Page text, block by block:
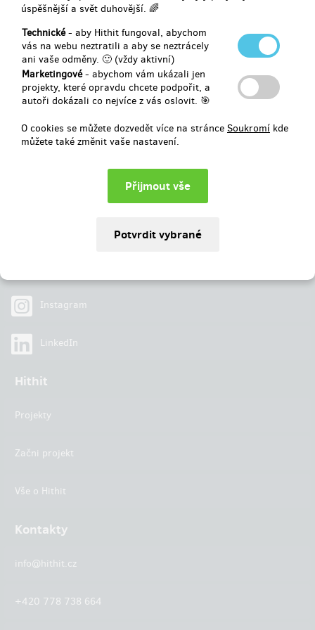
úspěšnější a svět duhovější. 🌈
Technické- aby Hithit fungoval, abychom
vás na webu neztratili a aby se neztrácely
ani vaše odměny. 🙂 (vždy aktivní)
Marketingové- abychom vám ukázali jen
projekty, které opravdu chcete podpořit, a
autoři dokázali co nejvíce z vás oslovit. 🎯
O cookies se můžete dozvedět více na stránce Soukromí kde
můžete také změnit vaše nastavení.
Vybráno
0 Kč z90 000 Kč
0%
Instagram
LinkedIn
Hithit
Projekty
Začni projekt
Vše o Hithit
Kontakty
info@hithit.cz
+420 778 738 664